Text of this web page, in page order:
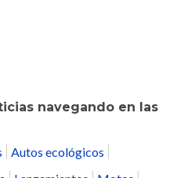
navegando en las
Autos ecológicos